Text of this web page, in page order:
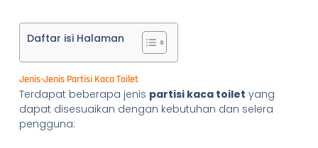
Daftar isi Halaman
Jenis-Jenis Partisi Kaca Toilet
Terdapat beberapa jenis partisi kaca toilet yang
dapat disesuaikan dengan kebutuhan dan selera
pengguna: